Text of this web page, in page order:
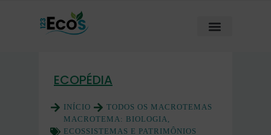
ECOPÉDIA
INÍCIO
TODOS OS MACROTEMAS
MACROTEMA: BIOLOGIA,
ECOSSISTEMAS E PATRIMÔNIOS